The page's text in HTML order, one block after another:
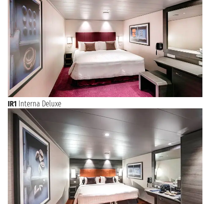
IR1 Interna Deluxe